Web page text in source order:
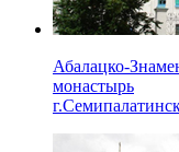
Абалацко-
монастырь